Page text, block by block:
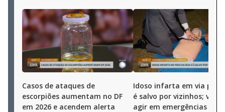
Casos de ataques de
escorpiões aumentam no DF
em 2026 e acendem alerta
Idoso infarta em via
é salvo por vizinhos; veja
agir em emergências